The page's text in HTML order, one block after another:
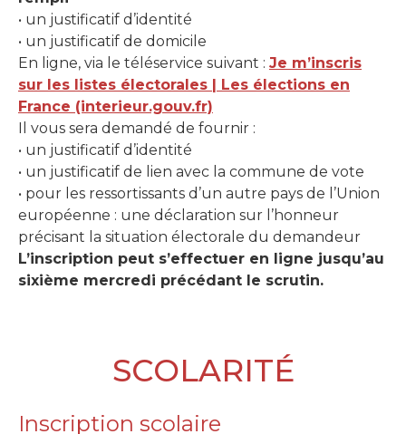
• un justificatif d’identité
• un justificatif de domicile
En ligne, via le téléservice suivant : Je m’inscris
sur les listes électorales | Les élections en
France (interieur.gouv.fr)
Il vous sera demandé de fournir :
• un justificatif d’identité
• un justificatif de lien avec la commune de vote
• pour les ressortissants d’un autre pays de l’Union
européenne : une déclaration sur l’honneur
précisant la situation électorale du demandeur
L’inscription peut s’effectuer en ligne jusqu’au
sixième mercredi précédant le scrutin.
SCOLARITÉ
Inscription scolaire